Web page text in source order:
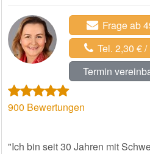
Frage ab
Tel. 2,30 € /
Termin
900 Bewertungen
"Ich bin seit 30 Jahren mit